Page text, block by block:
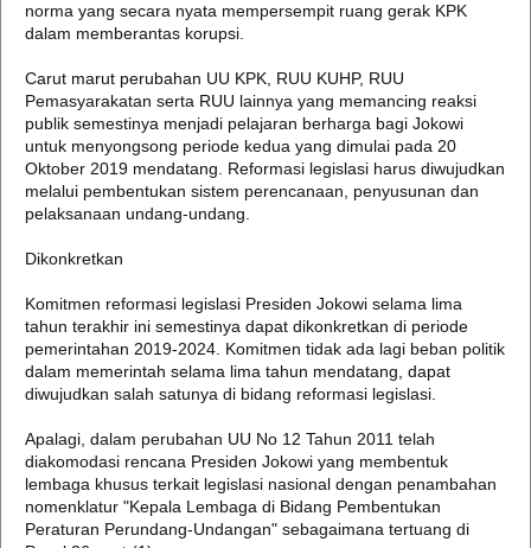
norma yang secara nyata mempersempit ruang gerak KPK
dalam memberantas korupsi.
Carut marut perubahan UU KPK, RUU KUHP, RUU
Pemasyarakatan serta RUU lainnya yang memancing reaksi
publik semestinya menjadi pelajaran berharga bagi Jokowi
untuk menyongsong periode kedua yang dimulai pada 20
Oktober 2019 mendatang. Reformasi legislasi harus diwujudkan
melalui pembentukan sistem perencanaan, penyusunan dan
pelaksanaan undang-undang.
Dikonkretkan
Komitmen reformasi legislasi Presiden Jokowi selama lima
tahun terakhir ini semestinya dapat dikonkretkan di periode
pemerintahan 2019-2024. Komitmen tidak ada lagi beban politik
dalam memerintah selama lima tahun mendatang, dapat
diwujudkan salah satunya di bidang reformasi legislasi.
Apalagi, dalam perubahan UU No 12 Tahun 2011 telah
diakomodasi rencana Presiden Jokowi yang membentuk
lembaga khusus terkait legislasi nasional dengan penambahan
nomenklatur "Kepala Lembaga di Bidang Pembentukan
Peraturan Perundang-Undangan" sebagaimana tertuang di